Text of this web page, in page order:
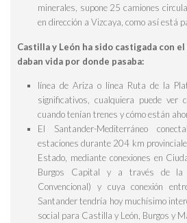
minerales, supone 25 camiones
en dirección a Vizcaya, como así está
Castilla y León ha sido castigada con
daban vida por donde pasaba:
línea de Ariza o línea Ruta de la
significativos, cualquiera puede ver
cuando tenían trenes y cómo están
El Santander-Mediterráneo
estaciones durante 204 km
Estado, mediante conexiones en
Burgos Capital y a través de la
Convencional) y cuya conexión
Santandertendría hoy muchísimo
social para Castilla y León, Burgos y